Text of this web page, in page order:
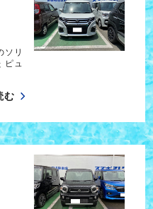
ソリ
ピュ
む